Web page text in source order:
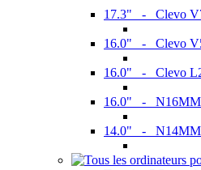
17.3" - Clevo
16.0" - Clevo
16.0" - Clevo
16.0" -
14.0" -